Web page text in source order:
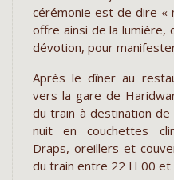
cérémonie est de dire «
offre ainsi de la
dévotion, pour
Après le dîner au
vers la gare de
du train à destination
nuit en couchettes
Draps, oreillers et
du train entre 22 H 00 et